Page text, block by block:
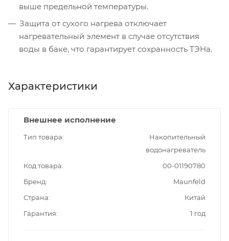
выше предельной температуры.
Защита от сухого нагрева отключает
нагревательный элемент в случае отсутствия
воды в баке, что гарантирует сохранность ТЭНа.
Характеристики
Внешнее исполнение
Тип товара
Накопительный
водонагреватель
Код товара
00-01190780
Бренд
Maunfeld
Страна
Китай
Гарантия
1 год